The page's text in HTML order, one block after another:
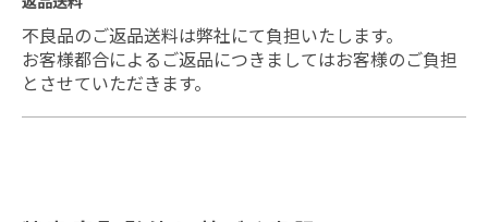
不良品のご返品送料は弊社にて負担いたします。
お客様都合によるご返品につきましてはお客様のご負担
とさせていただきます。